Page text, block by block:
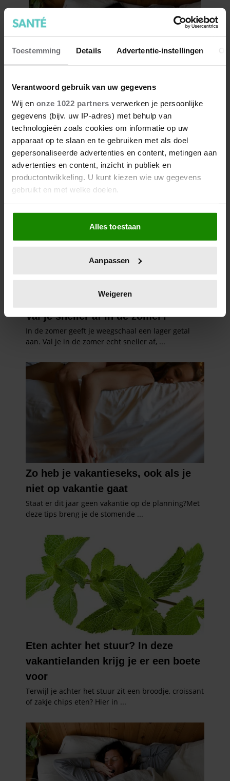
Toestemming Details Advertentie-instellingen
Verantwoord gebruik van uw gegevens
Wij en onze 1022 partners verwerken je persoonlijke
gegevens (bijv. uw IP-adres) met behulp van
technologieën zoals cookies om informatie op uw
apparaat op te slaan en te gebruiken met als doel
gepersonaliseerde advertenties en content, metingen aan
advertenties en content, inzicht in publiek en
productontwikkeling. U kunt kiezen wie uw gegevens
gebruikt en met welke doelen.
Als u het toestaat, willen we ook graag:
Informatie verzamelen over uw geografische
locatie, die tot een paar meter nauwkeurig kan zijn
scannen op specifieke eigenschappen (fingerprinting)
verwerkt en stel uw voorkeuren in het
intrekken in de Cookieverklaring.
We gebruiken cookies om content en advertenties te
en om ons websiteverkeer te analyseren. Ook delen we
informatie over uw gebruik van onze site met onze
partners voor social media, adverteren en analyse. Deze
partners kunnen deze gegevens combineren met andere
informatie die u aan ze heeft verstrekt of die ze hebben
verzameld op basis van uw gebruik van hun services. U
Alles toestaan
Aanpassen
Weigeren
Dit is wat slecht slapen écht met
je doet